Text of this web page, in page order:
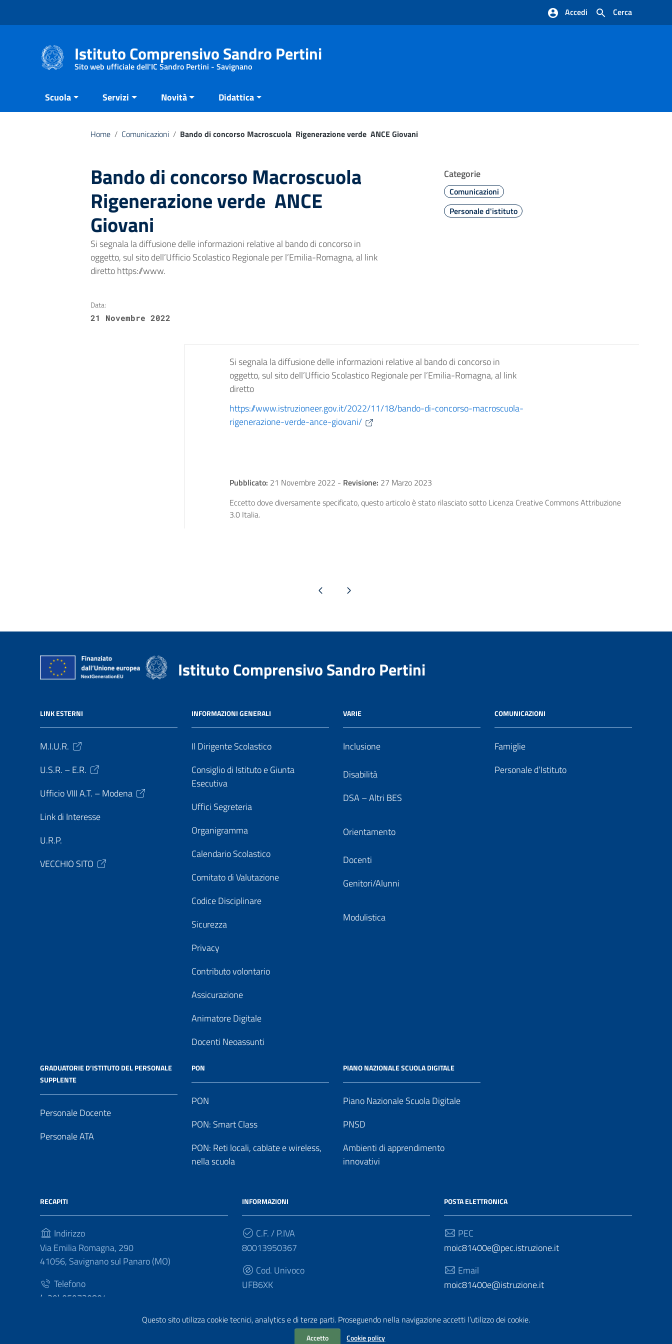
Questo sito utilizza cookie tecnici, analytics e di terze parti. Proseguendo nella navigazione accetti l’utilizzo dei cookie.
Accetto Cookie policy
Cerca
Accedi
Istituto Comprensivo Sandro Pertini
Sito web ufficiale dell'IC Sandro Pertini - Savignano
Scuola Servizi Novità Didattica
Home / Comunicazioni / Bando di concorso Macroscuola  Rigenerazione verde  ANCE Giovani
Bando di concorso Macroscuola 
Rigenerazione verde  ANCE
Giovani
Si segnala la diffusione delle informazioni relative al bando di concorso in
oggetto, sul sito dell’Ufficio Scolastico Regionale per l’Emilia-Romagna, al link
diretto https://www.
Categorie
Comunicazioni
Personale d'istituto
Data:
21 Novembre 2022
Si segnala la diffusione delle informazioni relative al bando di concorso in
oggetto, sul sito dell’Ufficio Scolastico Regionale per l’Emilia-Romagna, al link
diretto
https://www.istruzioneer.gov.it/2022/11/18/bando-di-concorso-macroscuola-
rigenerazione-verde-ance-giovani/
Pubblicato: 21 Novembre 2022 - Revisione: 27 Marzo 2023
Eccetto dove diversamente specificato, questo articolo è stato rilasciato sotto Licenza Creative Commons Attribuzione
3.0 Italia.
Pagina precedentePagina successiva
Istituto Comprensivo Sandro Pertini
LINK ESTERNI
M.I.U.R.
U.S.R. – E.R.
Ufficio VIII A.T. – Modena
Link di Interesse
U.R.P.
VECCHIO SITO
INFORMAZIONI GENERALI
Il Dirigente Scolastico
Consiglio di Istituto e Giunta
Esecutiva
Uffici Segreteria
Organigramma
Calendario Scolastico
Comitato di Valutazione
Codice Disciplinare
Sicurezza
Privacy
Contributo volontario
Assicurazione
Animatore Digitale
Docenti Neoassunti
VARIE
Inclusione
Disabilità
DSA – Altri BES
Orientamento
Docenti
Genitori/Alunni
Modulistica
COMUNICAZIONI
Famiglie
Personale d’Istituto
GRADUATORIE D’ISTITUTO DEL PERSONALE
SUPPLENTE
Personale Docente
Personale ATA
PON
PON
PON: Smart Class
PON: Reti locali, cablate e wireless,
nella scuola
PIANO NAZIONALE SCUOLA DIGITALE
Piano Nazionale Scuola Digitale
PNSD
Ambienti di apprendimento
innovativi
RECAPITI
Indirizzo
Via Emilia Romagna, 290
41056, Savignano sul Panaro (MO)
Telefono
(+39) 059730804
INFORMAZIONI
C.F. / P.IVA
80013950367
Cod. Univoco
UFB6XK
POSTA ELETTRONICA
PEC
moic81400e@pec.istruzione.it
Email
moic81400e@istruzione.it